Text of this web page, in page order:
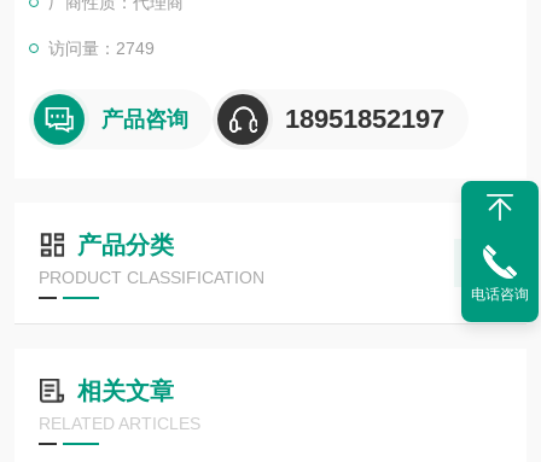
访问量：2749
产品咨询 18951852197
产品分类
PRODUCT CLASSIFICATION
相关文章
RELATED ARTICLES
电话咨询